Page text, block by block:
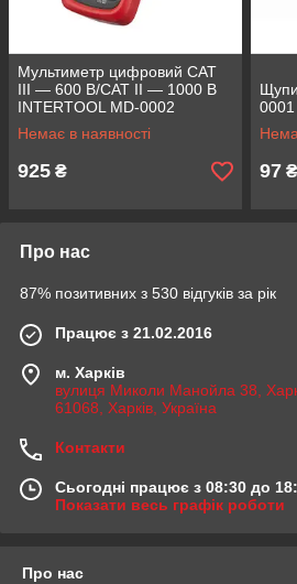
Мультиметр цифровий CAT
III — 600 В/CAT II — 1000 В
INTERTOOL MD-0002
Немає в наявності
925 ₴ 97 ₴
Про нас
87% позитивних з 530 відгуків за рік
Працює з 21.02.2016
м. Харків
вулиця Миколи Манойла 38,
61068, Харків, Україна
Контакти
Сьогодні працює з 08:30 до
Показати весь графік роботи
Про нас